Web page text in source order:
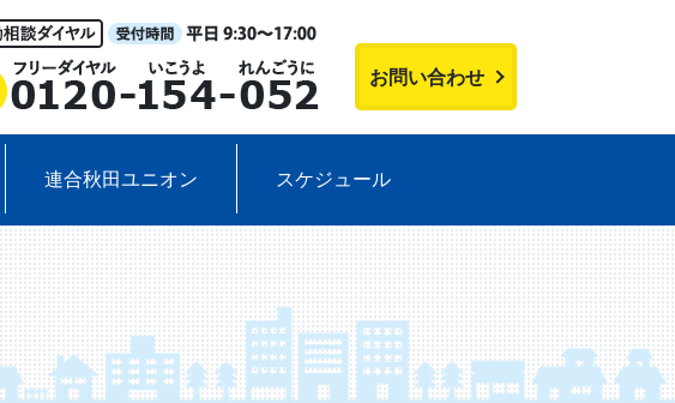
お問い合わせ
連合秋田ユニオン スケジュール